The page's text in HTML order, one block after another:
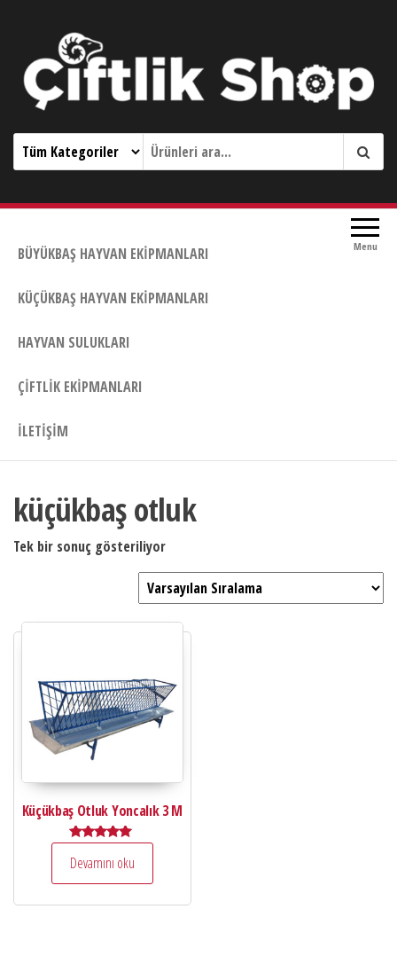
Çiftlik Shop 0533 644 3989
Menu
BÜYÜKBAŞ HAYVAN EKIPMANLARI
KÜÇÜKBAŞ HAYVAN EKIPMANLARI
HAYVAN SULUKLARI
ÇIFTLIK EKIPMANLARI
İLETIŞIM
küçükbaş otluk
Tek bir sonuç gösteriliyor
Küçükbaş Otluk Yoncalık 3 M
5.00
oy aldı
Devamını oku